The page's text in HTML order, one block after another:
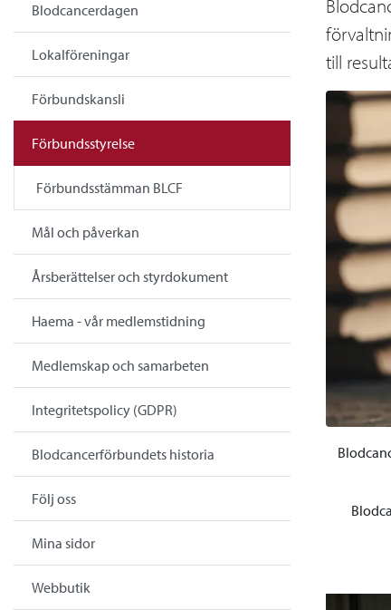
Blodcancerdagen
Lokalföreningar
Förbundskansli
Förbundsstyrelse
Förbundsstämman BLCF
Mål och påverkan
Årsberättelser och styrdokument
Haema - vår medlemstidning
Medlemskap och samarbeten
Integritetspolicy (GDPR)
Blodcancerförbundets historia
Följ oss
Mina sidor
Webbutik
till